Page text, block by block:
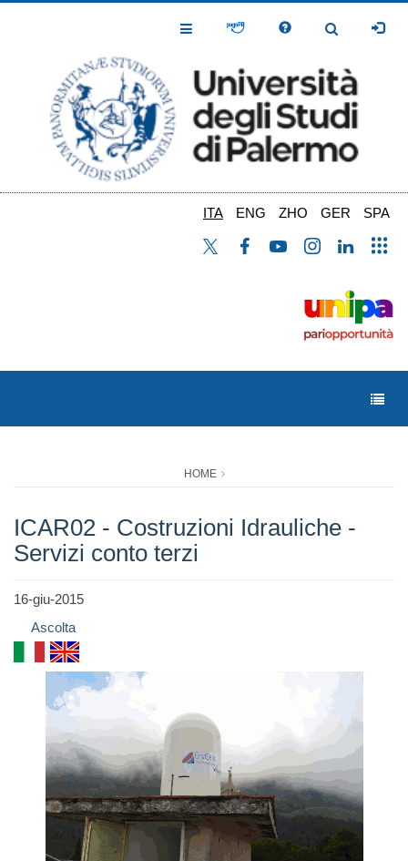
Toggle
Toggle
ITA ENG ZHO GER SPA
HOME
ICAR02 - Costruzioni Idrauliche -
Servizi conto terzi
16-giu-2015
Ascolta